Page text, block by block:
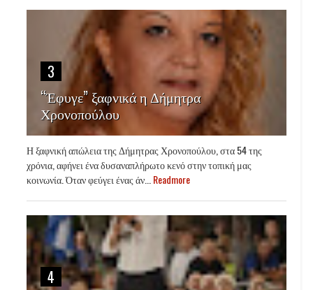
3
“Έφυγε” ξαφνικά η Δήμητρα
Χρονοπούλου
Η ξαφνική απώλεια της Δήμητρας Χρονοπούλου, στα 54 της
χρόνια, αφήνει ένα δυσαναπλήρωτο κενό στην τοπική μας
κοινωνία. Όταν φεύγει ένας άν... Readmore
4